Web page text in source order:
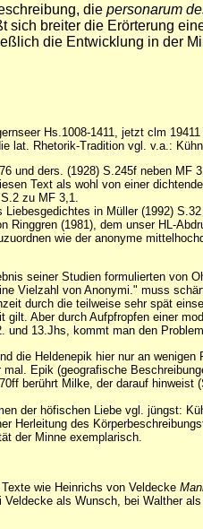
die personarum
sich breiter die Erörterung
die Entwicklung in der
Hs.1008-1411, jetzt clm
lat. Rhetorik-Tradition vgl. v.a.:
und ders. (1928) S.245f neben MF
Text als wohl von einer
zu MF 3,1.
in Müller (1992)
Ringgren (1981), dem unser HL-
wie der anonyme
seiner Studien formulierten von
Vielzahl von Anonymi." muss
durch die teilweise sehr spät
gilt. Aber durch Aufpfropfen einer
und 13.Jhs, kommt man den
die Heldenepik hier nur an
Epik (geografische
berührt Milke, der darauf hinweist
der höfischen Liebe vgl. jüngst:
Herleitung des
der Minne exemplarisch.
wie Heinrichs von Veldecke
Veldecke als Wunsch, bei Walther